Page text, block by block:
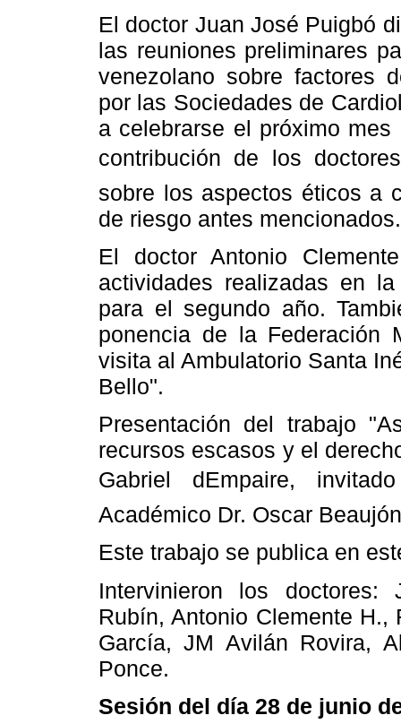
El doctor Juan José Puigbó
las reuniones preliminares
venezolano sobre factores
por las Sociedades de
a celebrarse el próximo
contribución de los
sobre los aspectos éticos a
de riesgo antes mencionados.
El doctor Antonio
actividades realizadas en
para el segundo año.
ponencia de la Federación
visita al Ambulatorio Santa
Bello".
Presentación del trabajo
recursos escasos y el
Gabriel dEmpaire,
Académico Dr. Oscar
Este trabajo se publica en
Intervinieron los doctores:
Rubín, Antonio Clemente
García, JM Avilán Rovira,
Ponce.
Sesión del día 28 de junio